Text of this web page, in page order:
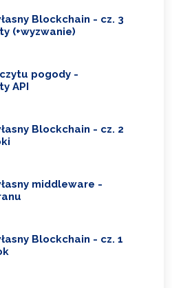
Blockchain - cz. 3
(+wyzwanie)
pogody -
API
Blockchain - cz. 2
middleware -
Blockchain - cz. 1